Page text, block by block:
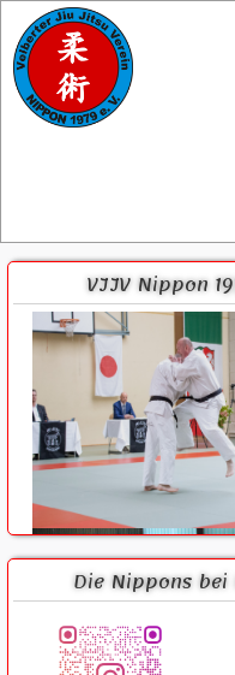
VJJV Nippon
Die Nippons